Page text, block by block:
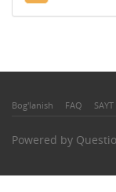
Bog'lanish FAQ
Powered by